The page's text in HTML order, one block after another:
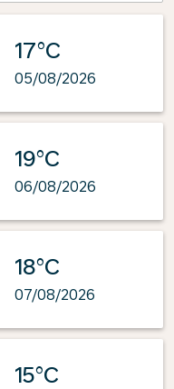
17°C
05/08/2026
19°C
06/08/2026
18°C
07/08/2026
15°C